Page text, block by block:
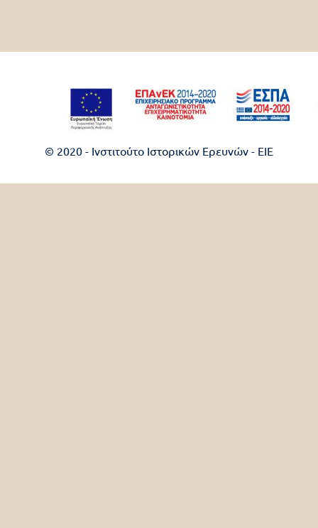
© 2020 - Ινστιτούτο Ιστορικών Ερευνών - EIE